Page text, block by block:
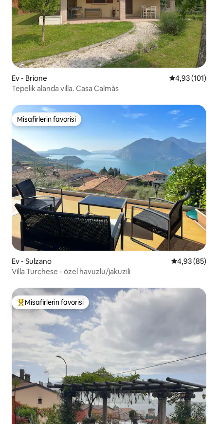
Ev - Brione 5 üzerinden
4,93 (101)
Tepelik alanda villa. Casa Calmàs
Misafirlerin favorisi
Misafirlerin favorisi
Ev - Sulzano 5 üzerinden
4,93 (85)
Villa Turchese - özel havuzlu/jakuzili
Misafirlerin favorilerinden en beğenilenler arasında
Misafirlerin favorisi